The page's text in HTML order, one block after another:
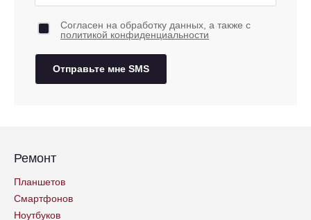
Согласен на обработку данных, а также с
политикой конфиденциальности
Отправьте мне SMS
Ремонт
Планшетов
Смартфонов
Ноутбуков